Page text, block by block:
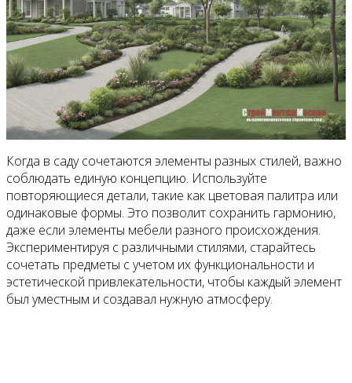
Когда в саду сочетаются элементы разных стилей, важно
соблюдать единую концепцию. Используйте
повторяющиеся детали, такие как цветовая палитра или
одинаковые формы. Это позволит сохранить гармонию,
даже если элементы мебели разного происхождения.
Экспериментируя с различными стилями, старайтесь
сочетать предметы с учетом их функциональности и
эстетической привлекательности, чтобы каждый элемент
был уместным и создавал нужную атмосферу.